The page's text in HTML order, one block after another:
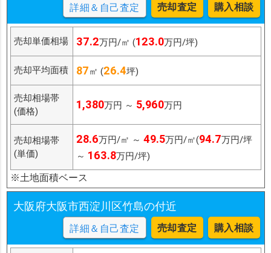
詳細＆自己査定 売却査定 購入相談
売却単価相場 37.2万円/㎡ (123.0万円/坪)
売却平均面積 87㎡ (26.4坪)
売却相場帯
(価格)
1,380万円 ～ 5,960万円
売却相場帯
(単価)
28.6万円/㎡ ～ 49.5万円/㎡(94.7万円/坪
～ 163.8万円/坪)
※土地面積ベース
大阪府大阪市西淀川区竹島の付近
詳細＆自己査定 売却査定 購入相談